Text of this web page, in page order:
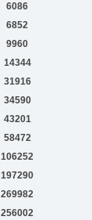
6086
6852
9960
14344
31916
34590
43201
58472
106252
197290
269982
256002